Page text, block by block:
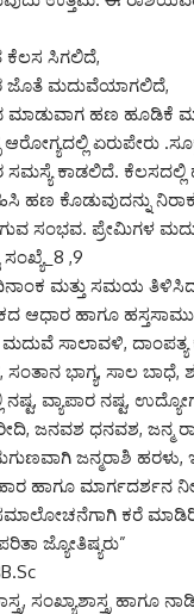
ಸಿಗಲಿದೆ,
ಜೊತೆ ಮದುವೆಯಾಗಲಿದೆ,
ಹಣ ಹೂಡಿಕೆ
ಏರುಪೇರು
ಕಾಡಲಿದೆ. ಕೆಲಸದಲ್ಲಿ
ಹಣ ಕೊಡುವುದನ್ನು
ಸಂಭವ. ಪ್ರೇಮಿಗಳ
ಸಂಖ್ಯೆ_8 ,9
ಮತ್ತು ಸಮಯ
ಆಧಾರ ಹಾಗೂ
ಸಾಲಾವಳಿ, ದಾಂಪತ್ಯ
ಭಾಗ್ಯ, ಸಾಲ ಬಾಧೆ,
ವ್ಯಾಪಾರ ನಷ್ಟ,
ಜನವಶ ಧನವಶ, ಜನ್ಮ
ಜನ್ಮರಾಶಿ ಹರಳು,
ಹಾಗೂ ಮಾರ್ಗದರ್ಶನ
ಕರೆ
ಜ್ಯೋತಿಷ್ಯರು”
ಸಂಖ್ಯಾಶಾಸ್ತ್ರ ಹಾಗೂ